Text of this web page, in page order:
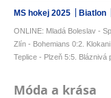
MS hokej 2025 Biatlon
ONLINE: Mladá Boleslav -
Zlín - Bohemians 0:2.
Teplice - Plzeň 5:5. Bláznivá
Móda a krása